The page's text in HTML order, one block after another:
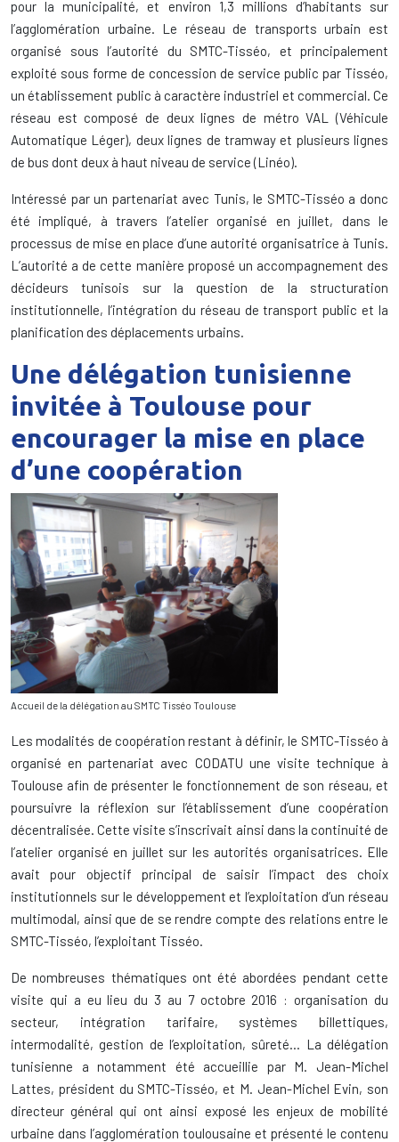
pour la municipalité, et environ 1,3 millions d’habitants sur
l’agglomération urbaine. Le réseau de transports urbain est
organisé sous l’autorité du SMTC-Tisséo, et principalement
exploité sous forme de concession de service public par Tisséo,
un établissement public à caractère industriel et commercial. Ce
réseau est composé de deux lignes de métro VAL (Véhicule
Automatique Léger), deux lignes de tramway et plusieurs lignes
de bus dont deux à haut niveau de service (Linéo).
Intéressé par un partenariat avec Tunis, le SMTC-Tisséo a donc
été impliqué, à travers l’atelier organisé en juillet, dans le
processus de mise en place d’une autorité organisatrice à Tunis.
L’autorité a de cette manière proposé un accompagnement des
décideurs tunisois sur la question de la structuration
institutionnelle, l’intégration du réseau de transport public et la
planification des déplacements urbains.
Une délégation tunisienne
invitée à Toulouse pour
encourager la mise en place
d’une coopération
Accueil de la délégation au SMTC Tisséo Toulouse
Les modalités de coopération restant à définir, le SMTC-Tisséo à
organisé en partenariat avec CODATU une visite technique à
Toulouse afin de présenter le fonctionnement de son réseau, et
poursuivre la réflexion sur l’établissement d’une coopération
décentralisée. Cette visite s’inscrivait ainsi dans la continuité de
l’atelier organisé en juillet sur les autorités organisatrices. Elle
avait pour objectif principal de saisir l’impact des choix
institutionnels sur le développement et l’exploitation d’un réseau
multimodal, ainsi que de se rendre compte des relations entre le
SMTC-Tisséo, l’exploitant Tisséo.
De nombreuses thématiques ont été abordées pendant cette
visite qui a eu lieu du 3 au 7 octobre 2016 : organisation du
secteur, intégration tarifaire, systèmes billettiques,
intermodalité, gestion de l’exploitation, sûreté… La délégation
tunisienne a notamment été accueillie par M. Jean-Michel
Lattes, président du SMTC-Tisséo, et M. Jean-Michel Evin, son
directeur général qui ont ainsi exposé les enjeux de mobilité
urbaine dans l’agglomération toulousaine et présenté le contenu